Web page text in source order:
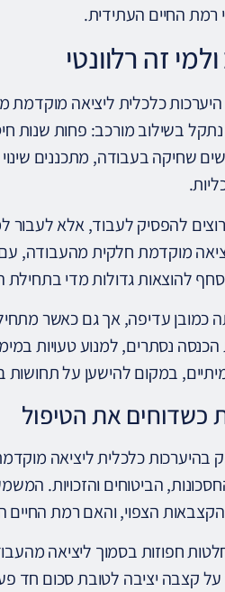
רמת החיים העתידית.
זה רלוונטי
כלכלית ליציאה
בשילוב מורכב: פחות שנות
שחיקה בעבודה, מתכננים
להפסיק לעבוד, אלא לעבור
מוקדמת חלקית מהעבודה, עם
להוצאות גדולות מדי
כמובן עדיפה, אך גם כאשר
נסתרים, למנוע טעויות
במקום להישען על
כשדוחים את הטיפול
בהיערכות כלכלית ליציאה
הביטוחים והזכויות.
הצפוי, והאם רמת החיים
חפוזות בסמוך ליציאה
על קצבה יציבה לטובת סכום חד